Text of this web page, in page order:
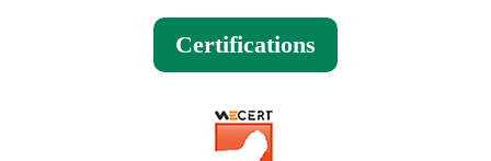
Certifications